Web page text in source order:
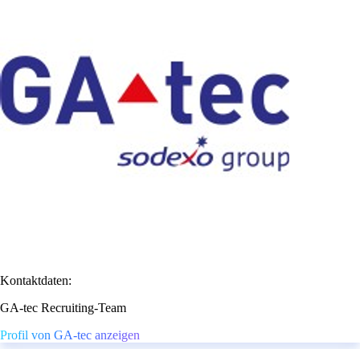
Kontaktdaten:
GA-tec Recruiting-Team
Profil von GA-tec anzeigen